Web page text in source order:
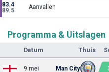
83.4
89.5
Aanvallen
Programma & Uitslagen
Datum Thuis
9 mei Man City